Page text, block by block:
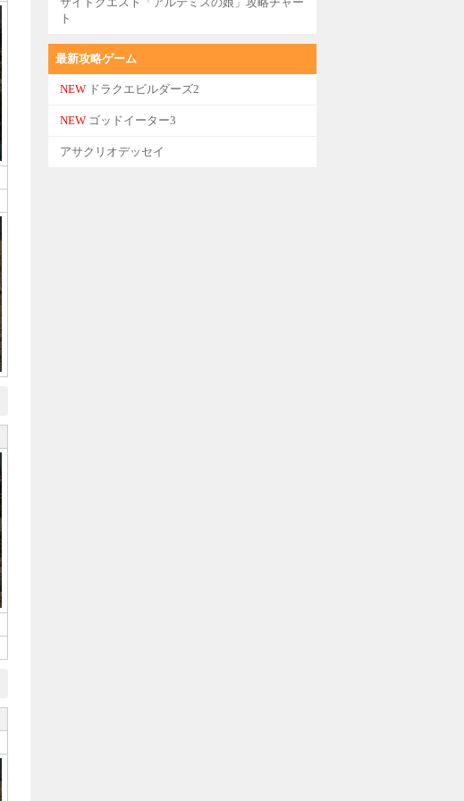
ト
最新攻略ゲーム
NEW ドラクエビルダーズ2
NEW ゴッドイーター3
アサクリオデッセイ